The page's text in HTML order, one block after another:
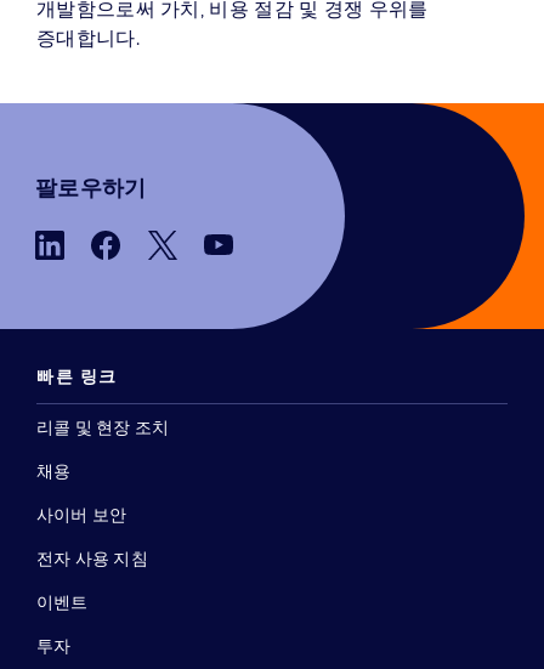
개발함으로써 가치, 비용 절감 및 경쟁 우위를
증대합니다.
팔로우하기
빠른 링크
리콜 및 현장 조치
채용
사이버 보안
전자 사용 지침
이벤트
투자